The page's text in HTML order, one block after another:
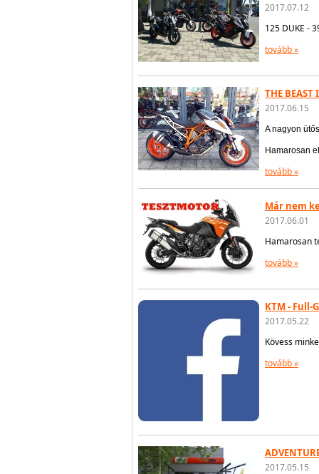
2017.07.12
125 DUKE -
tovább »
THE
2017.06.15
A nagyon
Hamarosan
tovább »
Már nem
2017.06.01
Hamarosan
tovább »
KTM - Full-
2017.05.22
Kövess
tovább »
2017.05.15